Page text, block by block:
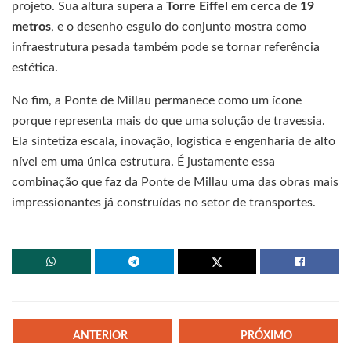
projeto. Sua altura supera a Torre Eiffel em cerca de 19
metros, e o desenho esguio do conjunto mostra como
infraestrutura pesada também pode se tornar referência
estética.
No fim, a Ponte de Millau permanece como um ícone
porque representa mais do que uma solução de travessia.
Ela sintetiza escala, inovação, logística e engenharia de alto
nível em uma única estrutura. É justamente essa
combinação que faz da Ponte de Millau uma das obras mais
impressionantes já construídas no setor de transportes.
ANTERIOR PRÓXIMO